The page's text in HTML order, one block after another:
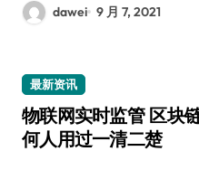
dawei 9 月 7, 2021
最新资讯
物联网实时监管 区块
何人用过一清二楚